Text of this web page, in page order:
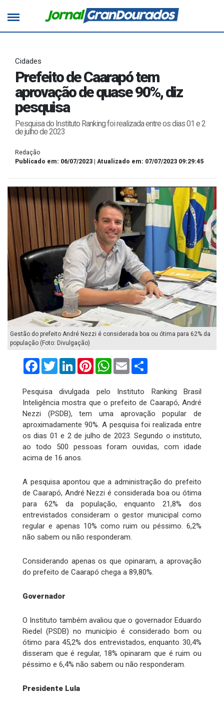
Cidades
Prefeito de Caarapó tem
aprovação de quase 90%, diz
pesquisa
Pesquisa do Instituto Ranking foi realizada entre os dias 01 e 2
de julho de 2023
Redação
Publicado em: 06/07/2023 | Atualizado em: 07/07/2023 09:29:45
Gestão do prefeito André Nezzi é considerada boa ou ótima para 62% da
população (Foto: Divulgação)
FacebookTwitterLinkedInPinterestWhatsApp
Email
Pesquisa divulgada pelo Instituto Ranking Brasil
Inteligência mostra que o prefeito de Caarapó, André
Nezzi (PSDB), tem uma aprovação popular de
aproximadamente 90%. A pesquisa foi realizada entre
os dias 01 e 2 de julho de 2023. Segundo o instituto,
ao todo 500 pessoas foram ouvidas, com idade
acima de 16 anos.
A pesquisa apontou que a administração do prefeito
de Caarapó, André Nezzi é considerada boa ou ótima
para 62% da população, enquanto 21,8% dos
entrevistados consideram o gestor municipal como
regular e apenas 10% como ruim ou péssimo. 6,2%
não sabem ou não responderam.
Considerando apenas os que opinaram, a aprovação
do prefeito de Caarapó chega a 89,80%.
Governador
O Instituto também avaliou que o governador Eduardo
Riedel (PSDB) no município é considerado bom ou
ótimo para 45,2% dos entrevistados, enquanto 30,4%
disseram que é regular, 18% opinaram que é ruim ou
péssimo e 6,4% não sabem ou não responderam.
Presidente Lula